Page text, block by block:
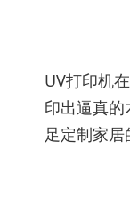
UV打印机
印出逼真
足定制家居